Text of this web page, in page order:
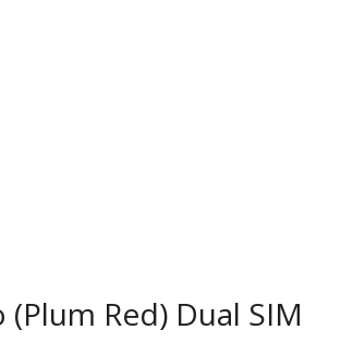
Red) Dual SIM